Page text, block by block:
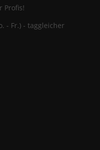
Profis!
- Fr.) - taggleicher